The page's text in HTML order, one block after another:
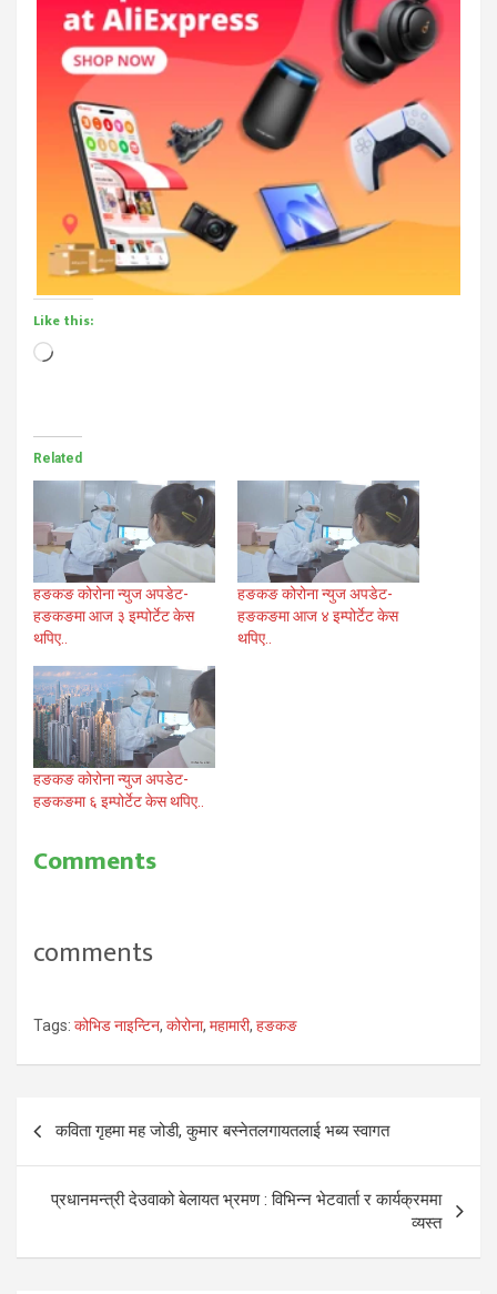
Like this:
Loading…
Related
हङकङ कोरोना न्युज अपडेट-
हङकङमा आज ३ इम्पोर्टेट केस
थपिए..
हङकङ कोरोना न्युज अपडेट-
हङकङमा आज ४ इम्पोर्टेट केस
थपिए..
हङकङ कोरोना न्युज अपडेट-
हङकङमा ६ इम्पोर्टेट केस थपिए..
Comments
comments
Tags: कोभिड नाइन्टिन, कोरोना, महामारी, हङकङ
Post
navigation
कविता गृहमा मह जोडी, कुमार बस्नेतलगायतलाई भब्य स्वागत
प्रधानमन्त्री देउवाको बेलायत भ्रमण : विभिन्न भेटवार्ता र कार्यक्रममा
व्यस्त